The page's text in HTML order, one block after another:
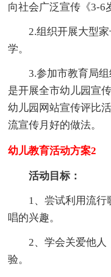
向社会广泛宣传《3-6
2.组织开展大型
学。
3.参加市教育局
是开展全市幼儿园宣
幼儿园网站宣传评比
流宣传月好的做法。
幼儿教育活动方案2
活动目标：
1、尝试利用流行
唱的兴趣。
2、学会关爱他人
验。